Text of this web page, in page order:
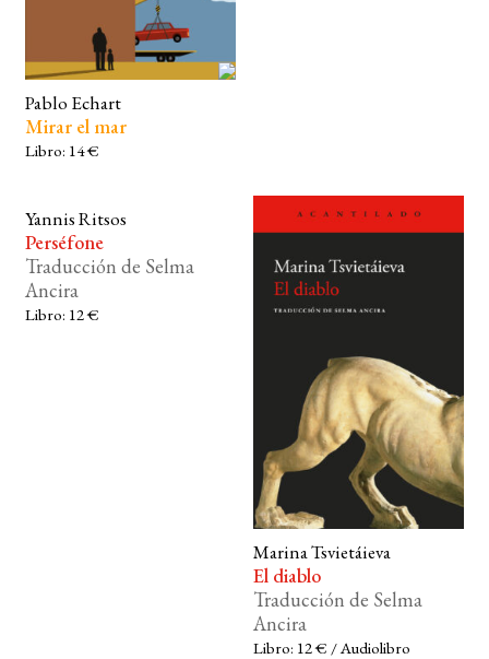
Pablo Echart
Mirar el mar
Libro: 14 €
Yannis Ritsos
Perséfone
Traducción de Selma
Ancira
Libro: 12 €
Marina Tsvietáieva
El diablo
Traducción de Selma
Ancira
Libro: 12 € / Audiolibro